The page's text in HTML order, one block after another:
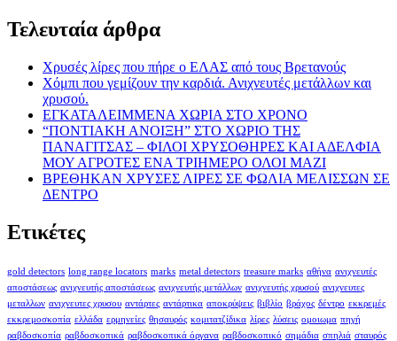
Τελευταία άρθρα
Χρυσές λίρες που πήρε ο ΕΛΑΣ από τους Βρετανούς
Χόμπι που γεμίζουν την καρδιά. Ανιχνευτές μετάλλων και
χρυσού.
ΕΓΚΑΤΑΛΕΙΜΜΕΝΑ ΧΩΡΙΑ ΣΤΟ ΧΡΟΝΟ
“ΠΟΝΤΙΑΚΗ ΑΝΟΙΞΗ” ΣΤΟ ΧΩΡΙΟ ΤΗΣ
ΠΑΝΑΓΙΤΣΑΣ – ΦΙΛΟΙ ΧΡΥΣΟΘΗΡΕΣ ΚΑΙ ΑΔΕΛΦΙΑ
ΜΟΥ ΑΓΡΟΤΕΣ ΕΝΑ ΤΡΙΗΜΕΡΟ ΟΛΟΙ ΜΑΖΙ
ΒΡΕΘΗΚΑΝ ΧΡΥΣΕΣ ΛΙΡΕΣ ΣΕ ΦΩΛΙΑ ΜΕΛΙΣΣΩΝ ΣΕ
ΔΕΝΤΡΟ
Ετικέτες
gold detectors long range locators marks metal detectors treasure marks αθήνα ανιχνευτές
αποστάσεως ανιχνευτής αποστάσεως ανιχνευτής μετάλλων ανιχνευτής χρυσού ανιχνευτες
μεταλλων ανιχνευτες χρυσου αντάρτες αντάρτικα αποκρύψεις βιβλίο βράχος δέντρο εκκρεμές
εκκρεμοσκοπία ελλάδα ερμηνείες θησαυρός κομιτατζίδικα λίρες λύσεις ομοιωμα πηγή
ραβδοσκοπία ραβδοσκοπικά ραβδοσκοπικά όργανα ραβδοσκοπικό σημάδια σπηλιά σταυρός